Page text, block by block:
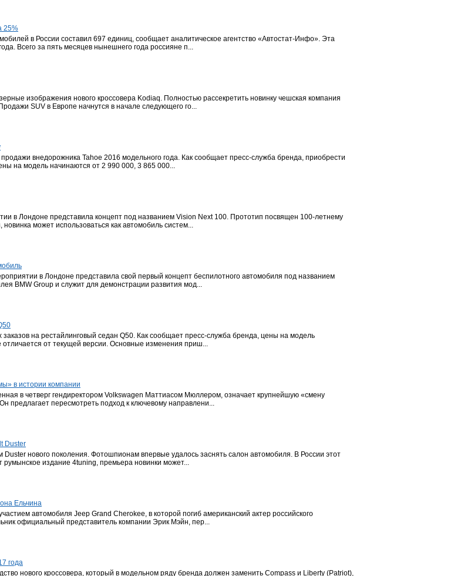
25%
в России составил 697 единиц, сообщает аналитическое агентство «Автостат-Инфо». Эта
Всего за пять месяцев нынешнего года россияне п...
изображения нового кроссовера Kodiaq. Полностью рассекретить новинку чешская компания
SUV в Европе начнутся в начале следующего го...
внедорожника Tahoe 2016 модельного года. Как сообщает пресс-служба бренда, приобрести
на модель начинаются от 2 990 000, 3 865 000...
в Лондоне представила концепт под названием Vision Next 100. Прототип посвящен 100-летнему
может использоваться как автомобиль систем...
в Лондоне представила свой первый концепт беспилотного автомобиля под названием
BMW Group и служит для демонстрации развития мод...
на рестайлинговый седан Q50. Как сообщает пресс-служба бренда, цены на модель
от текущей версии. Основные изменения приш...
в истории компании
в четверг гендиректором Volkswagen Маттиасом Мюллером, означает крупнейшую «смену
предлагает пересмотреть подход к ключевому направлени...
Duster
нового поколения. Фотошпионам впервые удалось заснять салон автомобиля. В России этот
издание 4tuning, премьера новинки может...
Ельчина
автомобиля Jeep Grand Cherokee, в которой погиб американский актер российского
официальный представитель компании Эрик Мэйн, пер...
года
нового кроссовера, который в модельном ряду бренда должен заменить Compass и Liberty (Patriot),